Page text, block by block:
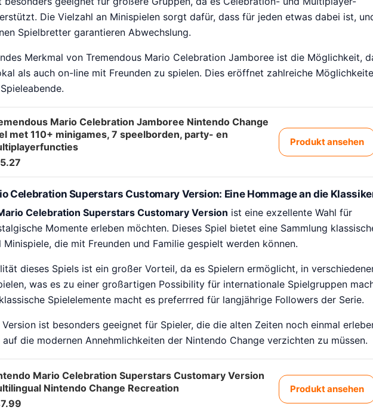
Die Vielzahl an Minispielen sorgt dafür, dass für jeden etwas dabei ist,
Spielbretter garantieren Abwechslung.
Merkmal von Tremendous Mario Celebration Jamboree ist die Möglichkeit,
als auch on-line mit Freunden zu spielen. Dies eröffnet zahlreiche
Mario Celebration Jamboree Nintendo Change
met 110+ minigames, 7 speelborden, party- en
Produkt ansehen
Celebration Superstars Customary Version: Eine Hommage an die
Celebration Superstars Customary Version ist eine exzellente Wahl für
Momente erleben möchten. Dieses Spiel bietet eine Sammlung
Minispiele, die mit Freunden und Familie gespielt werden können.
dieses Spiels ist ein großer Vorteil, da es Spielern ermöglicht, in
was es zu einer großartigen Possibility für internationale Spielgruppen
Spielelemente macht es preferrred für langjährige Followers der Serie.
ist besonders geeignet für Spieler, die die alten Zeiten noch einmal
die modernen Annehmlichkeiten der Nintendo Change verzichten zu müssen.
Mario Celebration Superstars Customary Version
Nintendo Change Recreation
Produkt ansehen